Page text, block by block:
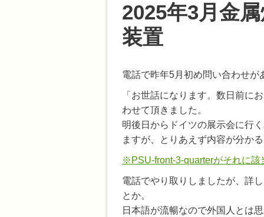
2025年3月金
装置
電話で昨年5月初め問い合わせ
「お世話になります。数日前に
わせて頂きました。
明後日からドイツの展示会に行
ますが、とりあえず内容が分か
※PSU-front-3-quarterがそれに該
電話でやり取りしましたが、詳
とか。
日本語が流暢なので外国人とは